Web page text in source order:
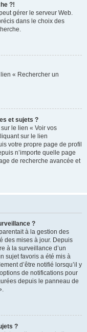
?!
gérer le serveur Web.
dans le choix des
« Rechercher un
et sujets ?
le lien « Voir vos
sur le lien
votre propre page de profil
n’importe quelle page
de recherche avancée et
?
à la gestion des
des mises à jour. Depuis
à la surveillance d’un
sujet favoris a été mis à
d’être notifié lorsqu’il y
de notifications pour
depuis le panneau de
?